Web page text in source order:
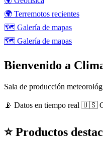
🌍 Terremotos recientes
🗺️ Galería de mapas
🗺️ Galería de mapas
Bienvenido a
Sala de producción
📡 Datos en tiempo real 🇺🇸
⭐ Productos